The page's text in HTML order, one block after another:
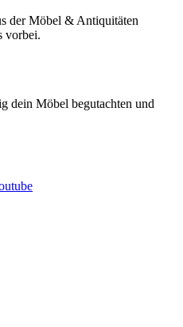
der Möbel & Antiquitäten
vorbei.
dein Möbel begutachten und